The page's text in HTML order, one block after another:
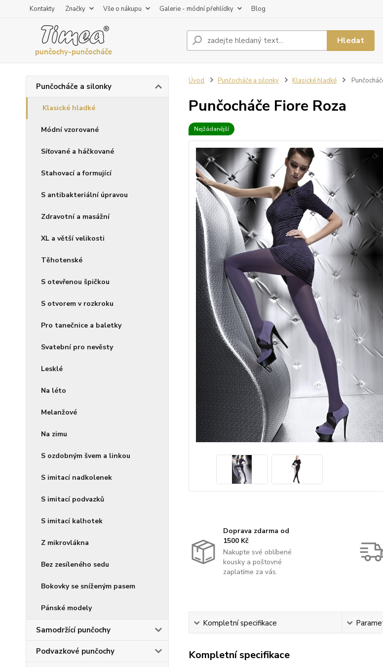
Kontakty Značky Vše o nákupu Galerie - módní přehlídky Blog
Hledat
Punčocháče a silonky
Klasické hladké
Módní vzorované
Síťované a háčkované
Stahovací a formující
S antibakteriální úpravou
Zdravotní a masážní
XL a větší velikosti
Těhotenské
S otevřenou špičkou
S otvorem v rozkroku
Pro tanečnice a baletky
Svatební pro nevěsty
Lesklé
Na léto
Melanžové
Na zimu
S ozdobným švem a linkou
S imitací nadkolenek
S imitací podvazků
S imitací kalhotek
Z mikrovlákna
Bez zesíleného sedu
Bokovky se sníženým pasem
Pánské modely
Samodržící punčochy
Podvazkové punčochy
Úvod Punčocháče a silonky Klasické hladké
Punčocháče Fiore Roza
Nejžádanější
Doprava zdarma od
1500 Kč
Nakupte své oblíbené
kousky a poštovné
zaplatíme za vás.
Kompletní specifikace
Kompletní specifikace